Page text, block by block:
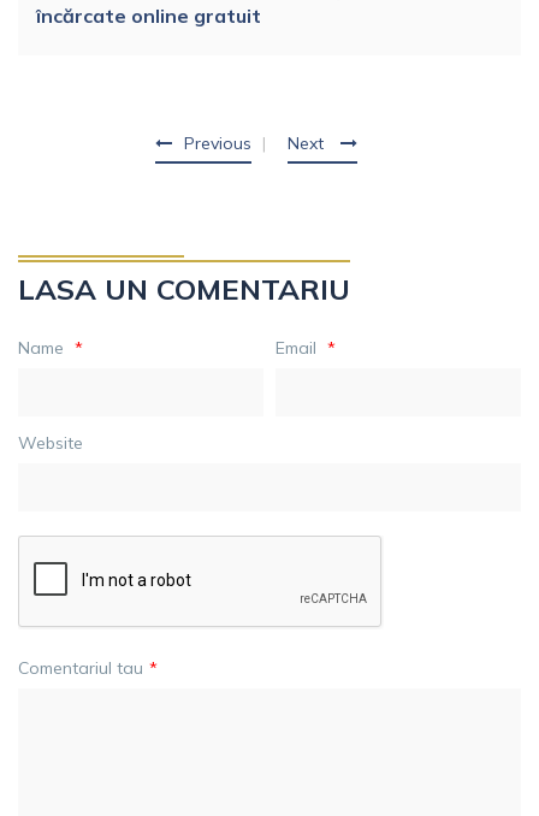
Previous
încărcate online gratuit
Next
LASA UN COMENTARIU
Name * Email *
Website
Comentariul tau *